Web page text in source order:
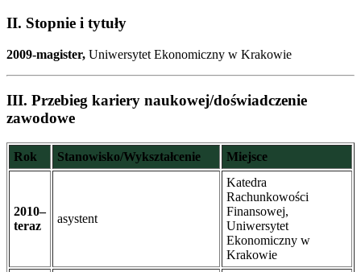
II. Stopnie i tytuły
2009-magister, Uniwersytet Ekonomiczny w Krakowie
III. Przebieg kariery naukowej/doświadczenie
zawodowe
Rok Stanowisko/Wykształcenie Miejsce
2010–
teraz
asystent
Katedra
Rachunkowości
Finansowej,
Uniwersytet
Ekonomiczny w
Krakowie